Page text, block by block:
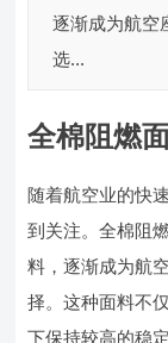
逐渐成为航空
选...
全棉阻燃
随着航空业的快
到关注。全棉阻
料，逐渐成为航
择。这种面料不
下保持较高的稳